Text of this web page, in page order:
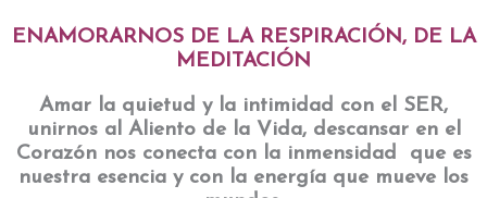
ENAMORARNOS DE LA RESPIRACIÓN, DE LA
MEDITACIÓN
Amar la quietud y la intimidad con el SER,
unirnos al Aliento de la Vida, descansar en el
Corazón nos conecta con la inmensidad que es
nuestra esencia y con la energía que mueve los